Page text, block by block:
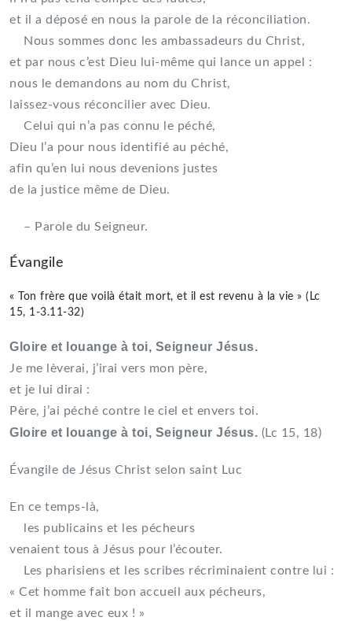
et il a déposé en nous la parole de la réconciliation.
Nous sommes donc les ambassadeurs du Christ,
et par nous c’est Dieu lui-même qui lance un appel :
nous le demandons au nom du Christ,
laissez-vous réconcilier avec Dieu.
Celui qui n’a pas connu le péché,
Dieu l’a pour nous identifié au péché,
afin qu’en lui nous devenions justes
de la justice même de Dieu.
– Parole du Seigneur.
Évangile
« Ton frère que voilà était mort, et il est revenu à la vie » (Lc
15, 1-3.11-32)
Gloire et louange à toi, Seigneur Jésus.
Je me lèverai, j’irai vers mon père,
et je lui dirai :
Père, j’ai péché contre le ciel et envers toi.
Gloire et louange à toi, Seigneur Jésus. (Lc 15, 18)
Évangile de Jésus Christ selon saint Luc
En ce temps-là,
les publicains et les pécheurs
venaient tous à Jésus pour l’écouter.
Les pharisiens et les scribes récriminaient contre lui :
« Cet homme fait bon accueil aux pécheurs,
et il mange avec eux ! »